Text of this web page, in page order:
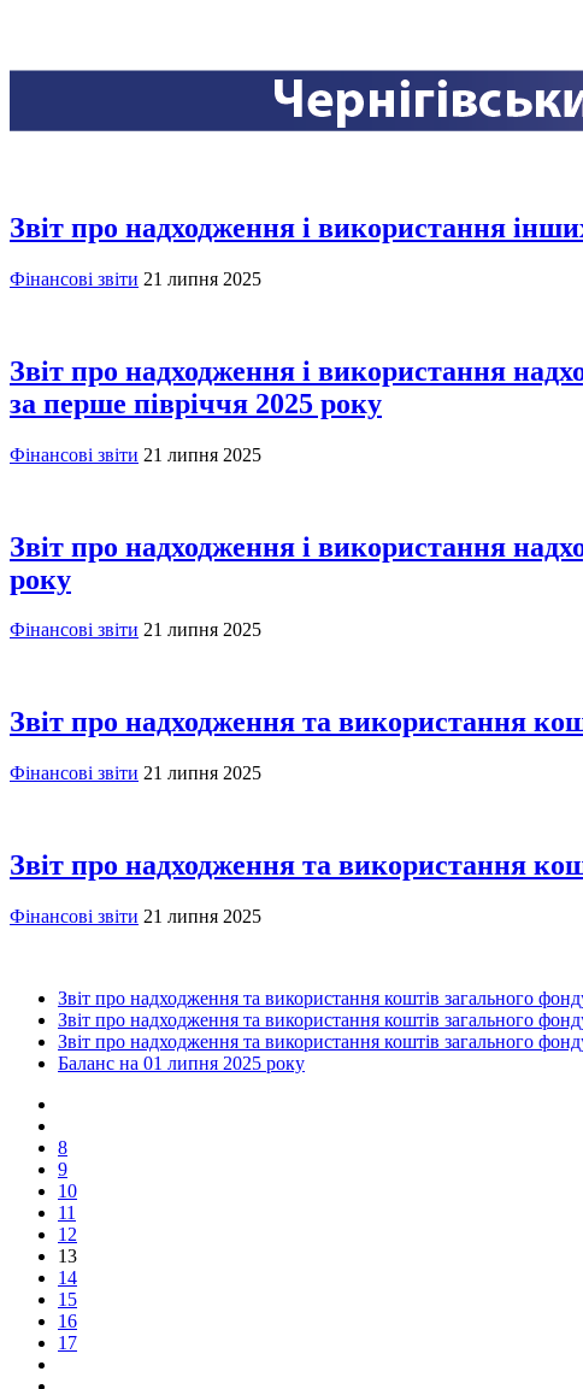
Звіт про надходження і використання
Фінансові звіти 21 липня 2025
Звіт про надходження і використання
за перше півріччя 2025 року
Фінансові звіти 21 липня 2025
Звіт про надходження і використання
року
Фінансові звіти 21 липня 2025
Звіт про надходження та використання
Фінансові звіти 21 липня 2025
Звіт про надходження та використання
Фінансові звіти 21 липня 2025
Звіт про надходження та використання коштів загального
Звіт про надходження та використання коштів загального
Звіт про надходження та використання коштів загального
Баланс на 01 липня 2025 року
8
9
10
11
12
13
14
15
16
17